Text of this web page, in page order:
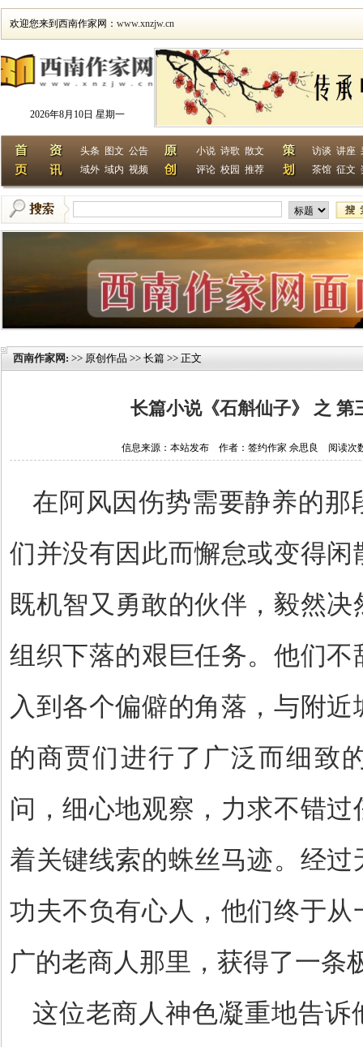
欢迎您来到西南作家网： www.xnzjw.cn
2026年8月10日 星期一
头条 图文 公告
域外 域内 视频
小说 诗歌 散文
评论 校园 推荐
访谈 讲座
茶馆 征文
西南作家网 : >> 原创作品 >> 长篇 >> 正文
长篇小说《石斛仙子》 之 第
信息来源：本站发布 作者：签约作家 佘思良 阅读次
在阿风因伤势需要静养的那
们并没有因此而懈怠或变得
既机智又勇敢的伙伴，毅然
组织下落的艰巨任务。他们
入到各个偏僻的角落，与附
的商贾们进行了广泛而细致
问，细心地观察，力求不错
着关键线索的蛛丝马迹。经
功夫不负有心人，他们终于
广的老商人那里，获得了一条
这位老商人神色凝重地告诉